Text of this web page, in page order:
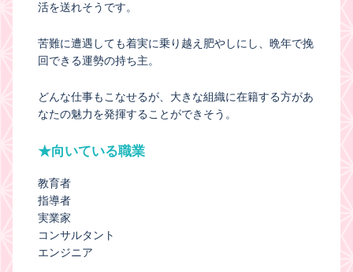
活を送れそうです。
苦難に遭遇しても着実に乗り越え肥やしにし、晩年で挽
回できる運勢の持ち主。
どんな仕事もこなせるが、大きな組織に在籍する方があ
なたの魅力を発揮することができそう。
★向いている職業
教育者
指導者
実業家
コンサルタント
エンジニア